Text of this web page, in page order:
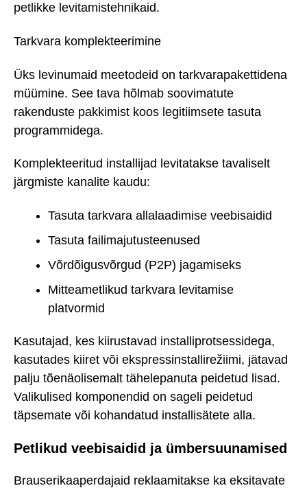
petlikke levitamistehnikaid.
Tarkvara komplekteerimine
Üks levinumaid meetodeid on tarkvarapakettidena
müümine. See tava hõlmab soovimatute
rakenduste pakkimist koos legitiimsete tasuta
programmidega.
Komplekteeritud installijad levitatakse tavaliselt
järgmiste kanalite kaudu:
Tasuta tarkvara allalaadimise veebisaidid
Tasuta failimajutusteenused
Võrdõigusvõrgud (P2P) jagamiseks
Mitteametlikud tarkvara levitamise
platvormid
Kasutajad, kes kiirustavad installiprotsessidega,
kasutades kiiret või ekspressinstallirežiimi, jätavad
palju tõenäolisemalt tähelepanuta peidetud lisad.
Valikulised komponendid on sageli peidetud
täpsemate või kohandatud installisätete alla.
Petlikud veebisaidid ja ümbersuunamised
Brauserikaaperdajaid reklaamitakse ka eksitavate